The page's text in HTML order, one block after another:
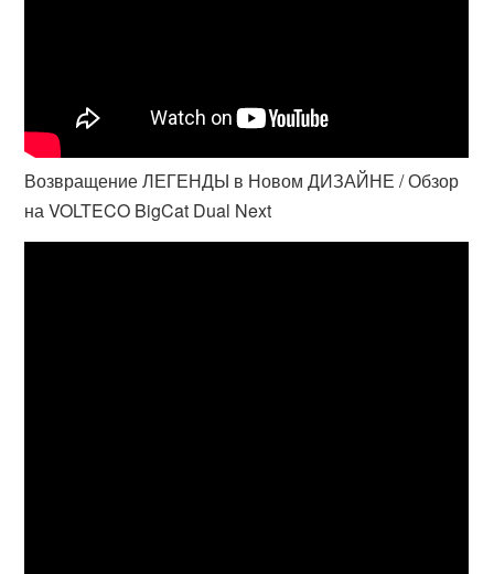
Возвращение ЛЕГЕНДЫ в Новом ДИЗАЙНЕ / Обзор
на VOLTECO BigCat Dual Next